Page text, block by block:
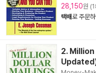
28,150원
택배로 주문
2.